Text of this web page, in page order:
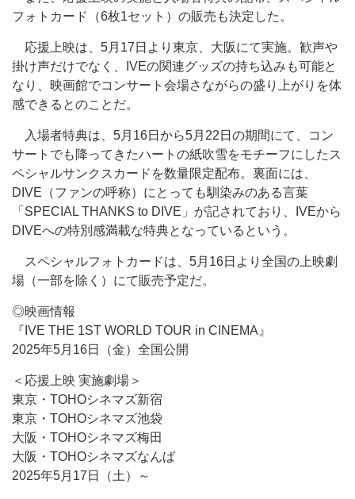
フォトカード（6枚1セット）の販売も決定した。
応援上映は、5月17日より東京、大阪にて実施。歓声や
掛け声だけでなく、IVEの関連グッズの持ち込みも可能と
なり、映画館でコンサート会場さながらの盛り上がりを体
感できるとのことだ。
入場者特典は、5月16日から5月22日の期間にて、コン
サートでも降ってきたハートの紙吹雪をモチーフにしたス
ペシャルサンクスカードを数量限定配布。裏面には、
DIVE（ファンの呼称）にとっても馴染みのある言葉
「SPECIAL THANKS to DIVE」が記されており、IVEから
DIVEへの特別感満載な特典となっているという。
スペシャルフォトカードは、5月16日より全国の上映劇
場（一部を除く）にて販売予定だ。
◎映画情報
『IVE THE 1ST WORLD TOUR in CINEMA』
2025年5月16日（金）全国公開
＜応援上映 実施劇場＞
東京・TOHOシネマズ新宿
東京・TOHOシネマズ池袋
大阪・TOHOシネマズ梅田
大阪・TOHOシネマズなんば
2025年5月17日（土）～